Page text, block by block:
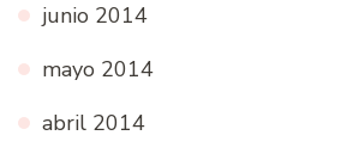
junio 2014
mayo 2014
abril 2014